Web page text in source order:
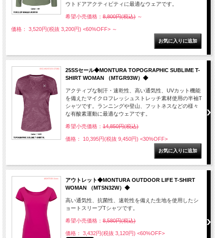
ウトドアアクティビティに最適なウェアです。
希望小売価格： 8,800円(税込) ～
価格： 3,520円(税抜 3,200円) <60%OFF> ～
25SSセール◆MONTURA TOPOGRAPHIC SUBLIME T-
SHIRT WOMAN （MTGR93W）◆
アクティブな制汗・速乾性、高い通気性、UVカット機能
を備えたマイクロフレッシュストレッチ素材使用の半袖T
シャツです。ランニングや登山、フットネスなどの様々
な有酸素運動に最適なウェアです。
希望小売価格： 14,850円(税込)
価格： 10,395円(税抜 9,450円) <30%OFF>
アウトレット◆MONTURA OUTDOOR LIFE T-SHIRT
WOMAN （MTSN32W）◆
高い通気性、抗菌性、速乾性を備えた生地を使用したシ
ョートスリーブTシャツです。
希望小売価格： 8,580円(税込)
価格： 3,432円(税抜 3,120円) <60%OFF>